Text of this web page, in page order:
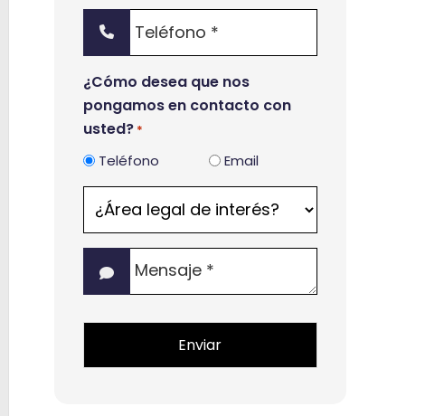
Teléfono
¿Cómo desea que nos
pongamos en contacto con
usted? *
Teléfono Email
¿Área
legal
de
interés?
*